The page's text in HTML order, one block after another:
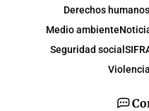
Derechos humanos
Medio ambiente
Seguridad social